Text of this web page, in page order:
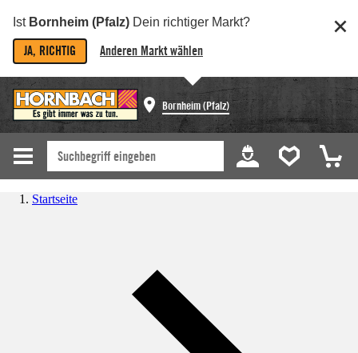
Ist Bornheim (Pfalz) Dein richtiger Markt?
JA, RICHTIG Anderen Markt wählen
Bornheim (Pfalz)
Startseite